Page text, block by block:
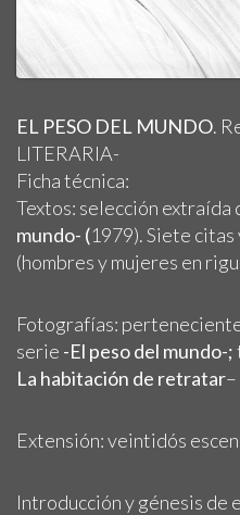
EL PESO DEL MUNDO.
LITERARIA-
Ficha técnica:
Textos: selección extraída
mundo- (1979). Siete citas
(hombres y mujeres en
Fotografías:
serie -El peso del mundo-;
La habitación de retratar–
Extensión: veintidós
Introducción y génesis de